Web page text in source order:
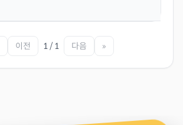
이전 1 / 1 다음 »